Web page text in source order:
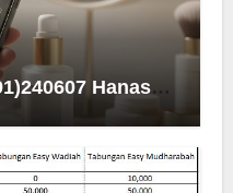
Hanasui